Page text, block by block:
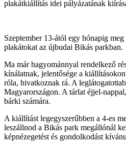
plakátkiállítás idei pályázatának
Szeptember 13-ától egy hónapig
plakátokat az újbudai Bikás parkban.
Ma már hagyománnyal rendelkező
kínálatnak, jelentősége a
róla, hivatkoznak rá. A
Magyarországon. A tárlat éjjel-
bárki számára.
A kiállítást legegyszerűbben a 4-es
leszállnod a Bikás park megállónál
képnézegetést és gondolkodást